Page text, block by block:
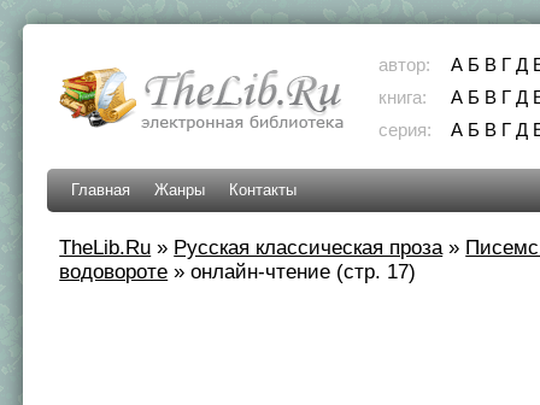
автор: А Б В Г Д
книга:
А Б В Г Д
серия:
А Б В Г Д
Главная Жанры Контакты
TheLib.Ru » Русская классическая проза»
водовороте »онлайн-чтение (стр. 17)